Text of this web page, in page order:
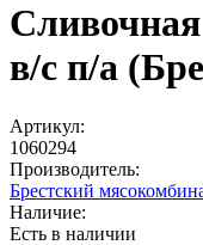
в/с п/а
Артикул:
1060294
Производитель:
Брестский
Наличие:
Есть в наличии